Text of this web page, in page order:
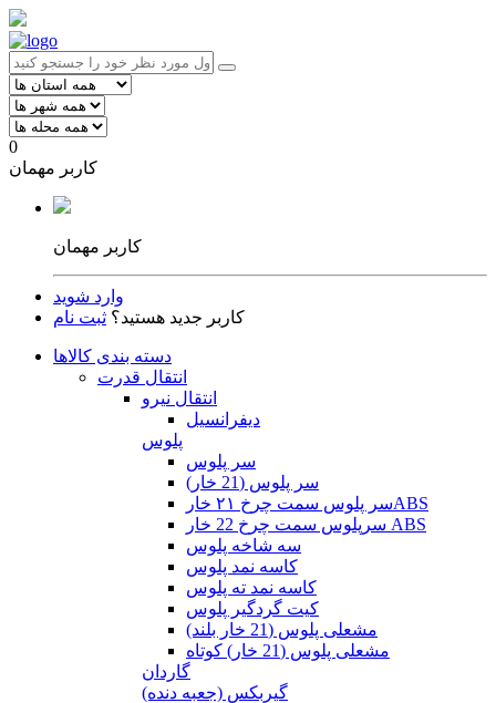
0
کاربر مهمان
کاربر مهمان
وارد شوید
کاربر جدید هستید؟ ثبت نام
دسته بندی کالاها
انتقال قدرت
انتقال نیرو
دیفرانسیل
پلوس
سر پلوس
سر پلوس (21 خار)
سر پلوس سمت چرخ ۲۱ خارABS
سرپلوس سمت چرخ 22 خار ABS
سه شاخه پلوس
کاسه نمد پلوس
کاسه نمد ته پلوس
کیت گردگیر پلوس
مشعلی پلوس (21 خار بلند)
مشعلی پلوس (21 خار) کوتاه
گاردان
گیربکس (جعبه دنده)